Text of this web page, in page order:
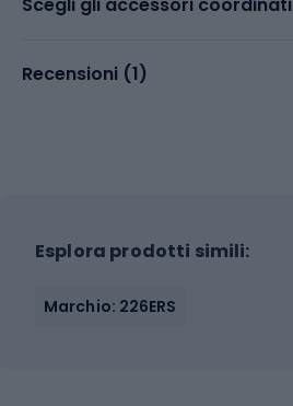
Recensioni (1)
Esplora prodotti simili:
Marchio: 226ERS